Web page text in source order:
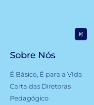
Sobre Nós
É Básico, É para a VIda
Carta das Diretoras
Pedagógico